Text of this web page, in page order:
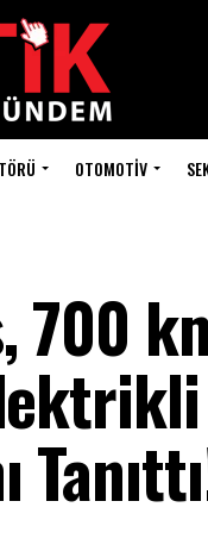
OTOMOTIV
700